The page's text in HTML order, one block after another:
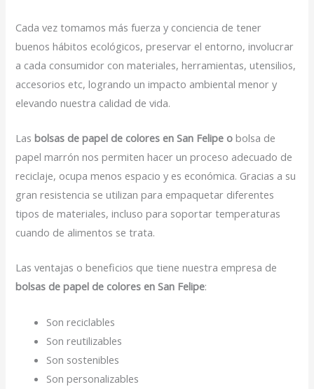
Cada vez tomamos más fuerza y conciencia de tener
buenos hábitos ecológicos, preservar el entorno, involucrar
a cada consumidor con materiales, herramientas, utensilios,
accesorios etc, logrando un impacto ambiental menor y
elevando nuestra calidad de vida.
Lasbolsas de papel de colores en San Felipe o bolsa de
papel marrón nos permiten hacer un proceso adecuado de
reciclaje, ocupa menos espacio y es económica. Gracias a su
gran resistencia se utilizan para empaquetar diferentes
tipos de materiales, incluso para soportar temperaturas
cuando de alimentos se trata.
Las ventajas o beneficios que tiene nuestra empresa de
bolsas de papel de colores en San Felipe:
Son reciclables
Son reutilizables
Son sostenibles
Son personalizables